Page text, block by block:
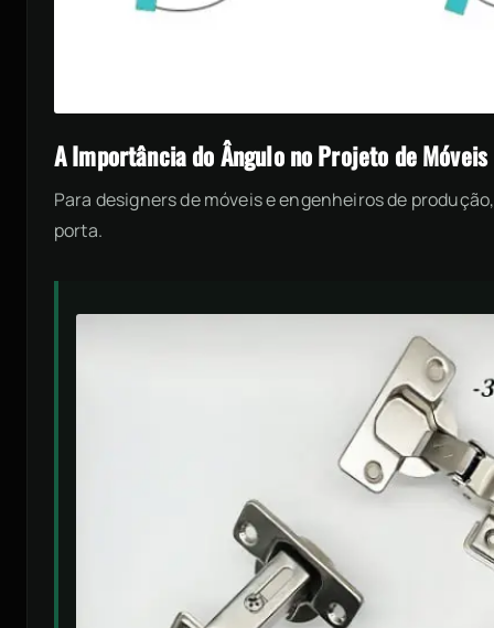
A Importância do Ângulo no Projeto de Móveis
Para designers de móveis e engenheiros de
porta.